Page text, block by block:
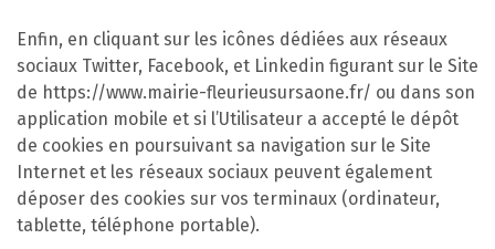
Enfin, en cliquant sur les icônes dédiées aux réseaux
sociaux Twitter, Facebook, et Linkedin figurant sur le Site
de https://www.mairie-fleurieusursaone.fr/ ou dans son
application mobile et si l’Utilisateur a accepté le dépôt
de cookies en poursuivant sa navigation sur le Site
Internet et les réseaux sociaux peuvent également
déposer des cookies sur vos terminaux (ordinateur,
tablette, téléphone portable).